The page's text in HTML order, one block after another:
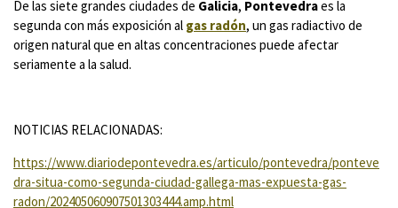
De las siete grandes ciudades de Galicia, Pontevedraes la
segunda con más exposición al gas radón, un gas radiactivo de
origen natural que en altas concentraciones puede afectar
seriamente a la salud.
NOTICIAS RELACIONADAS:
https://www.diariodepontevedra.es/articulo/pontevedra/ponteve
dra-situa-como-segunda-ciudad-gallega-mas-expuesta-gas-
radon/202405060907501303444.amp.html